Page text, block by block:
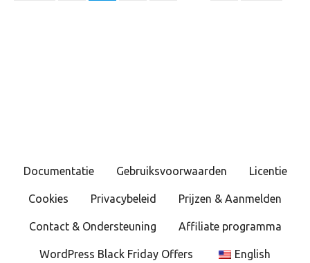
Documentatie Gebruiksvoorwaarden Licentie
Cookies Privacybeleid Prijzen & Aanmelden
Contact & Ondersteuning Affiliate programma
WordPress Black Friday Offers English